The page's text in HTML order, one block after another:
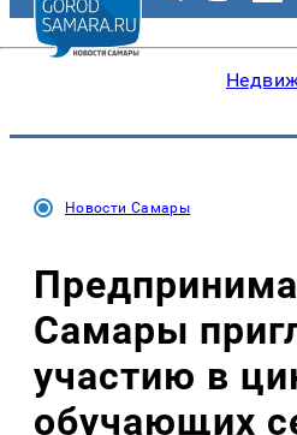
Новости Самары
Самары
участию в
обучающих